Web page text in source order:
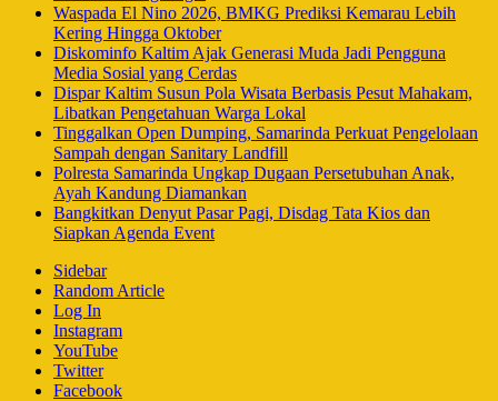
Waspada El Nino 2026, BMKG Prediksi Kemarau Lebih
Kering Hingga Oktober
Diskominfo Kaltim Ajak Generasi Muda Jadi Pengguna
Media Sosial yang Cerdas
Dispar Kaltim Susun Pola Wisata Berbasis Pesut Mahakam,
Libatkan Pengetahuan Warga Lokal
Tinggalkan Open Dumping, Samarinda Perkuat Pengelolaan
Sampah dengan Sanitary Landfill
Polresta Samarinda Ungkap Dugaan Persetubuhan Anak,
Ayah Kandung Diamankan
Bangkitkan Denyut Pasar Pagi, Disdag Tata Kios dan
Siapkan Agenda Event
Sidebar
Random Article
Log In
Instagram
YouTube
Twitter
Facebook